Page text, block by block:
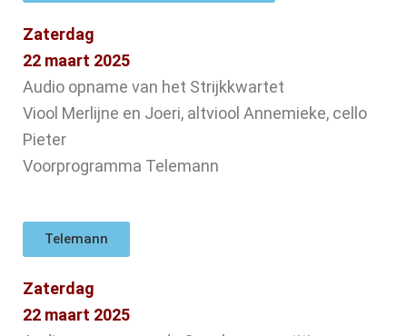
Zaterdag
22 maart 2025
Audio opname van het Strijkkwartet
Viool Merlijne en Joeri, altviool Annemieke, cello
Pieter
Voorprogramma Telemann
Telemann
Zaterdag
22 maart 2025